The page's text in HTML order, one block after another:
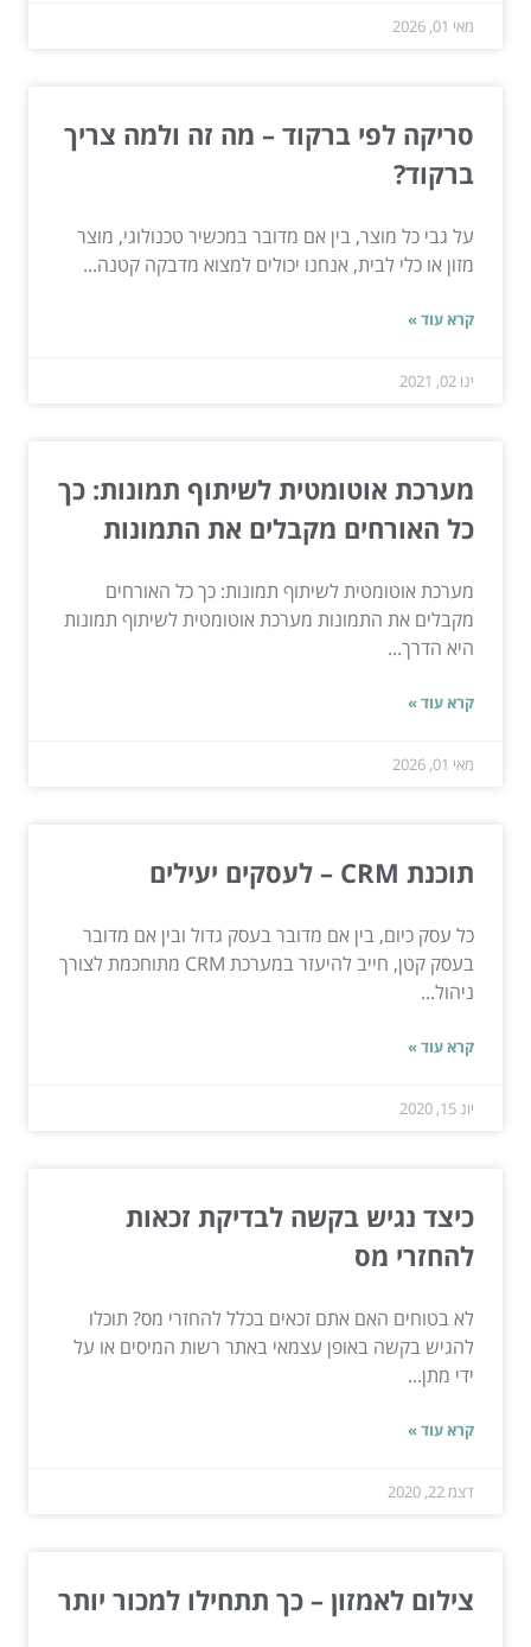
מאי 01, 2026
סריקה לפי ברקוד – מה זה ולמה צריך
ברקוד?
על גבי כל מוצר, בין אם מדובר במכשיר טכנולוגי, מוצר
מזון או כלי לבית, אנחנו יכולים למצוא מדבקה קטנה...
קרא עוד »
ינו 02, 2021
מערכת אוטומטית לשיתוף תמונות: כך
כל האורחים מקבלים את התמונות
מערכת אוטומטית לשיתוף תמונות: כך כל האורחים
מקבלים את התמונות מערכת אוטומטית לשיתוף תמונות
היא הדרך...
קרא עוד »
מאי 01, 2026
תוכנת CRM – לעסקים יעילים
כל עסק כיום, בין אם מדובר בעסק גדול ובין אם מדובר
בעסק קטן, חייב להיעזר במערכת CRM מתוחכמת לצורך
ניהול...
קרא עוד »
יונ 15, 2020
כיצד נגיש בקשה לבדיקת זכאות
להחזרי מס
לא בטוחים האם אתם זכאים בכלל להחזרי מס? תוכלו
להגיש בקשה באופן עצמאי באתר רשות המיסים או על
ידי מתן...
קרא עוד »
דצמ 22, 2020
צילום לאמזון – כך תתחילו למכור יותר